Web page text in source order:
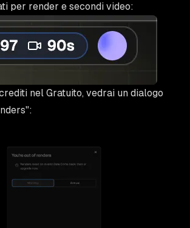
per render e secondi video:
nel Gratuito, vedrai un dialogo